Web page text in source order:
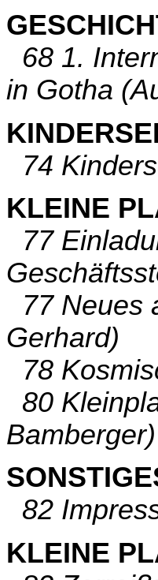
68 1.
in Gotha
74
KLEINE
77
77 Neues
Gerhard)
78
80
Bamberger)
82
KLEINE